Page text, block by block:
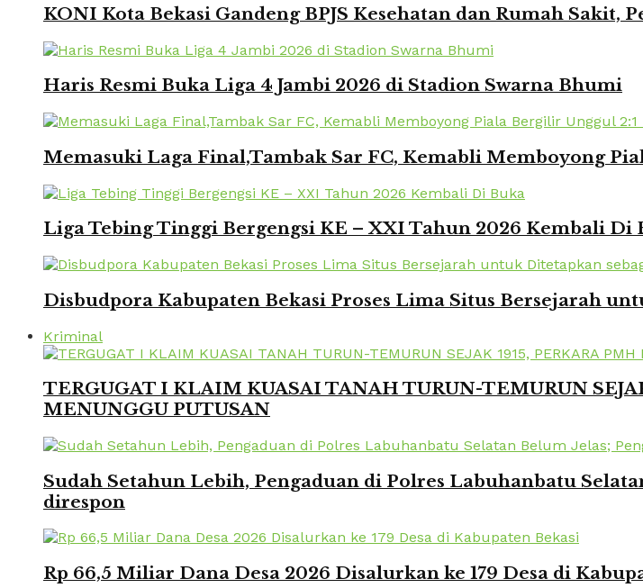
KONI Kota Bekasi Gandeng BPJS Kesehatan dan Rumah Sakit,
Haris Resmi Buka Liga 4 Jambi 2026 di Stadion Swarna Bhumi
Memasuki Laga Final,Tambak Sar FC, Kemabli Memboyong
Liga Tebing Tinggi Bergengsi KE – XXI Tahun 2026 Kembali Di
Disbudpora Kabupaten Bekasi Proses Lima Situs Bersejarah
Kriminal
TERGUGAT I KLAIM KUASAI TANAH TURUN-TEMURUN
MENUNGGU PUTUSAN
Sudah Setahun Lebih, Pengaduan di Polres Labuhanbatu
direspon
Rp 66,5 Miliar Dana Desa 2026 Disalurkan ke 179 Desa di